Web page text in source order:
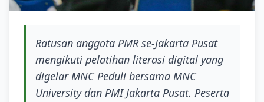
Ratusan anggota PMR se-Jakarta Pusat
mengikuti pelatihan literasi digital yang
digelar MNC Peduli bersama MNC
University dan PMI Jakarta Pusat. Peserta